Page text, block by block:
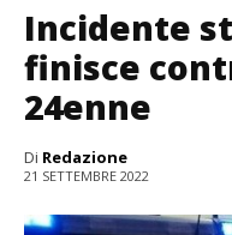
Incidente
finisce
24enne
Di Redazione
21 SETTEMBRE 2022